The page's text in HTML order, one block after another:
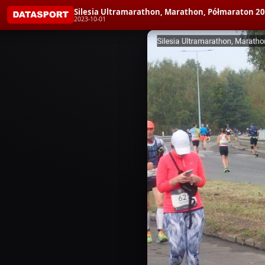
Silesia Ultramarathon, Marathon, Półmaraton
2023-10-01